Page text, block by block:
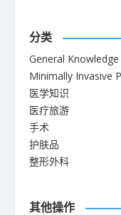
分类
General Knowledge
Minimally Invasive
医学知识
医疗旅游
手术
护肤品
整形外科
其他操作